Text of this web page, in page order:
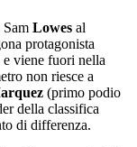
Lowes al
protagonista
e viene fuori nella
non riesce a
(primo podio
della classifica
di differenza.